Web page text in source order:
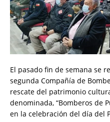
El pasado fin de semana se
segunda Compañía de
rescate del patrimonio
denominada, “Bomberos de
en la celebración del día del